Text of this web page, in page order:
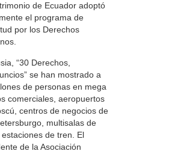
de Ecuador adoptó
el programa de
por los Derechos
“30 Derechos,
se han mostrado a
de personas en mega
comerciales, aeropuertos
centros de negocios de
multisalas de
de tren. El
de la Asociación